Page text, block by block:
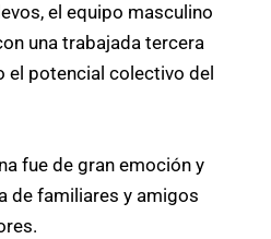
el equipo masculino
una trabajada tercera
el potencial colectivo del
fue de gran emoción y
de familiares y amigos